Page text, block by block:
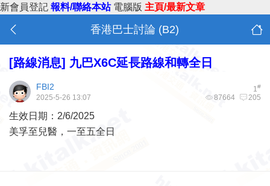
新會員登記 報料/聯絡本站 電腦版 主頁/最新文章
香港巴士討論 (B2)
[路線消息] 九巴X6C延長路線和轉全日
1#
FBI2
87664 205
2025-5-26 13:07
生效日期：2/6/2025
美孚至兒醫，一至五全日